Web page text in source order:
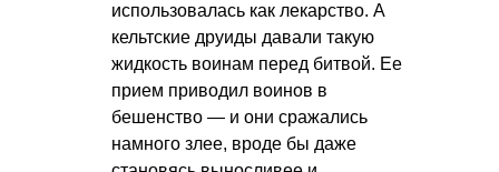
использовалась как лекарство. А
кельтские друиды давали такую
жидкость воинам перед битвой. Ее
прием приводил воинов в
бешенство — и они сражались
намного злее, вроде бы даже